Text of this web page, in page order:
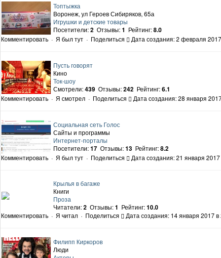
Топтыжка
Воронеж, ул Героев Сибиряков, 65а
Игрушки и детские товары
Посетители:2 Отзывы:1 Рейтинг:8.0
Комментировать · Я был тут · Поделиться Дата создания: 2 февраля
Пусть говорят
Кино
Ток-шоу
Смотрели:439 Отзывы:242 Рейтинг:6.1
Комментировать · Я смотрел · Поделиться Дата создания: 28 января
Социальная сеть Голос
Сайты и программы
Интернет-порталы
Посетители:17 Отзывы:13 Рейтинг:8.2
Комментировать · Я был тут · Поделиться Дата создания: 21 января
Крылья в багаже
Книги
Проза
Читатели:2 Отзывы:1 Рейтинг:10.0
Комментировать · Я читал · Поделиться Дата создания: 14 января 2017 в
Филипп Киркоров
Люди